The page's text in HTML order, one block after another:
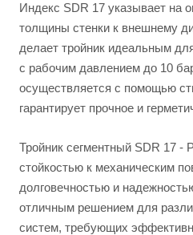
Индекс SDR 17 указывает на
толщины стенки к внешнему
делает тройник идеальным
с рабочим давлением до 10
осуществляется с помощью
гарантирует прочное и
Тройник сегментный SDR 17 -
стойкостью к механическим
долговечностью и
отличным решением для
систем, требующих